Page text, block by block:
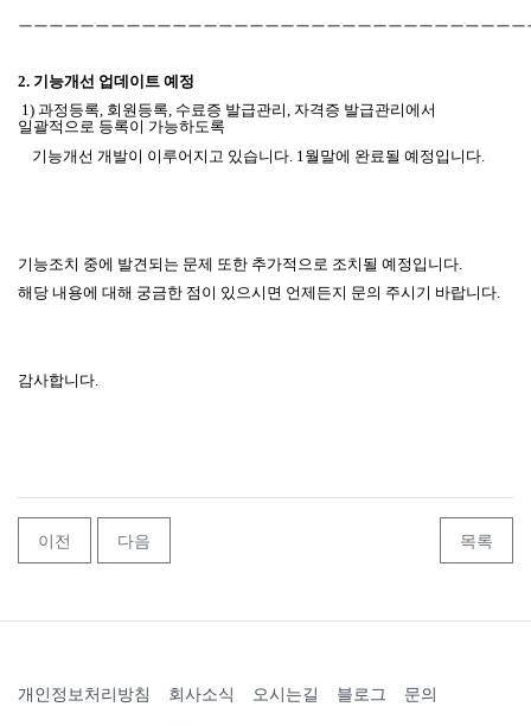
ㅡㅡㅡㅡㅡㅡㅡㅡㅡㅡㅡㅡㅡㅡㅡㅡㅡㅡㅡㅡㅡㅡㅡㅡㅡㅡㅡㅡㅡㅡㅡㅡ
2. 기능개선 업데이트 예정
1) 과정등록, 회원등록, 수료증 발급관리, 자격증 발급관리에서
일괄적으로 등록이 가능하도록
기능개선 개발이 이루어지고 있습니다. 1월말에 완료될 예정입니다.
기능조치 중에 발견되는 문제 또한 추가적으로 조치될 예정입니다.
해당 내용에 대해 궁금한 점이 있으시면 언제든지 문의 주시기 바랍니다.
감사합니다.
이전 다음 목록
개인정보처리방침 회사소식 오시는길 블로그 문의